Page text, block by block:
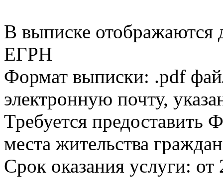
В выписке
ЕГРН
Формат выписки: .pdf
электронную почту,
Требуется
места жительства
Срок оказания услуги: от